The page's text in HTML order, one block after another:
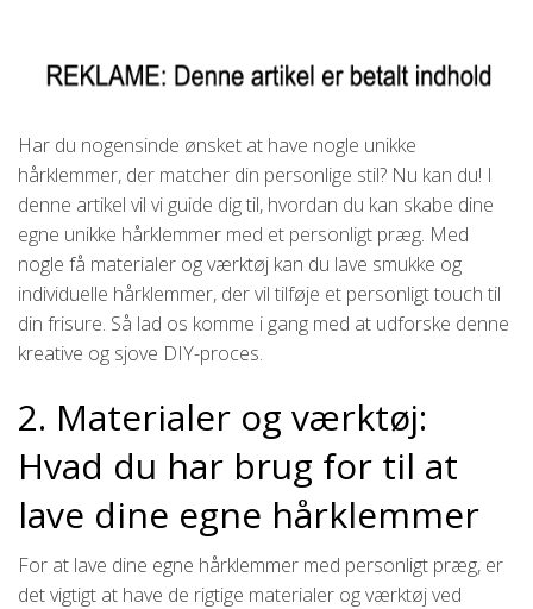
Har du nogensinde ønsket at have nogle unikke
hårklemmer, der matcher din personlige stil? Nu kan du! I
denne artikel vil vi guide dig til, hvordan du kan skabe dine
egne unikke hårklemmer med et personligt præg. Med
nogle få materialer og værktøj kan du lave smukke og
individuelle hårklemmer, der vil tilføje et personligt touch til
din frisure. Så lad os komme i gang med at udforske denne
kreative og sjove DIY-proces.
2. Materialer og værktøj:
Hvad du har brug for til at
lave dine egne hårklemmer
For at lave dine egne hårklemmer med personligt præg, er
det vigtigt at have de rigtige materialer og værktøj ved